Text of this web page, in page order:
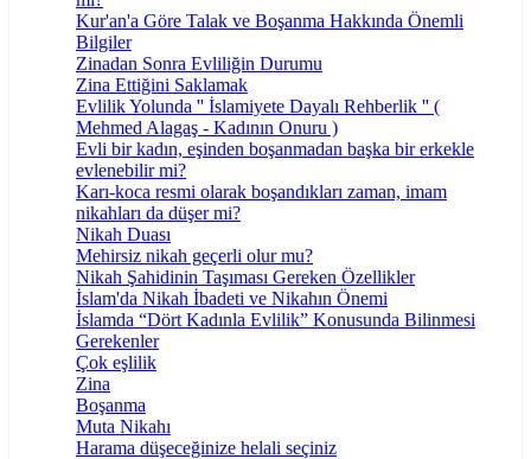
Kur'an'a Göre Talak ve Boşanma Hakkında Önemli
Bilgiler
Zinadan Sonra Evliliğin Durumu
Zina Ettiğini Saklamak
Evlilik Yolunda '' İslamiyete Dayalı Rehberlik '' (
Mehmed Alagaş - Kadının Onuru )
Evli bir kadın, eşinden boşanmadan başka bir erkekle
evlenebilir mi?
Karı-koca resmi olarak boşandıkları zaman, imam
nikahları da düşer mi?
Nikah Duası
Mehirsiz nikah geçerli olur mu?
Nikah Şahidinin Taşıması Gereken Özellikler
İslam'da Nikah İbadeti ve Nikahın Önemi
İslamda “Dört Kadınla Evlilik” Konusunda Bilinmesi
Gerekenler
Çok eşlilik
Zina
Boşanma
Muta Nikahı
Harama düşeceğinize helali seçiniz